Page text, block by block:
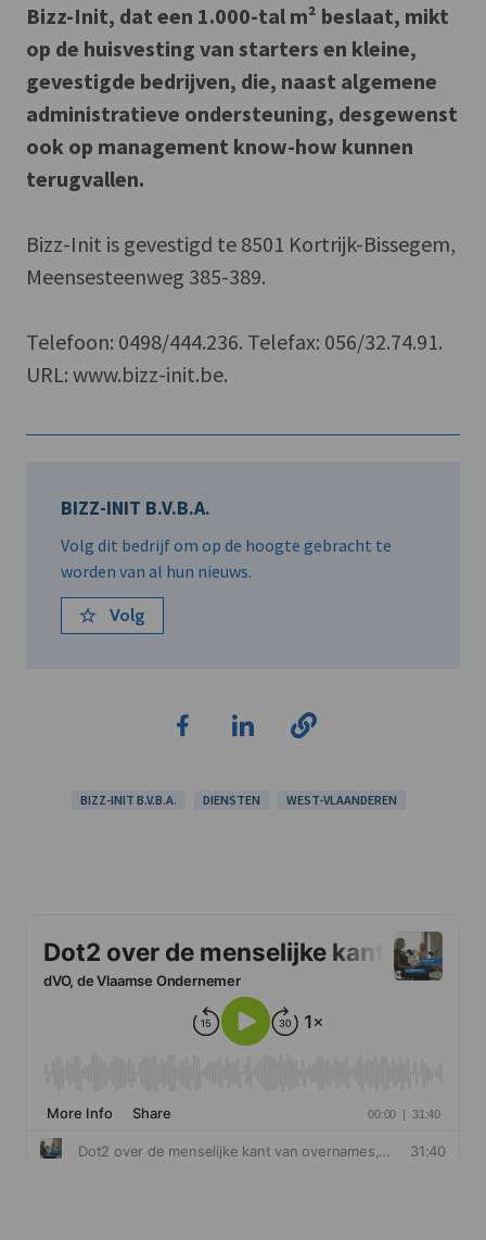
Bizz-Init, dat een 1.000-tal m² beslaat, mikt
op de huisvesting van starters en kleine,
gevestigde bedrijven, die, naast algemene
administratieve ondersteuning, desgewenst
ook op management know-how kunnen
terugvallen.
Bizz-Init is gevestigd te 8501 Kortrijk-Bissegem,
Meensesteenweg 385-389.
Telefoon: 0498/444.236. Telefax: 056/32.74.91.
URL: www.bizz-init.be.
BIZZ-INIT B.V.B.A.
Volg dit bedrijf om op de hoogte gebracht te
worden van al hun nieuws.
Volg
BIZZ-INIT B.V.B.A. DIENSTEN WEST-VLAANDEREN